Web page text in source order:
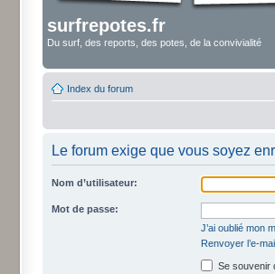
surfrepotes.fr
Du surf, des reports, des potes, de la convivialité
Index du forum
Le forum exige que vous soyez
Nom d’utilisateur:
Mot de passe:
J’ai oublié mon
Renvoyer l’e-
Se souvenir